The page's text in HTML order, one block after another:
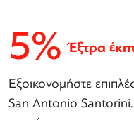
5% Έξτρα
Εξοικονομήστε
San Antonio Santorini.